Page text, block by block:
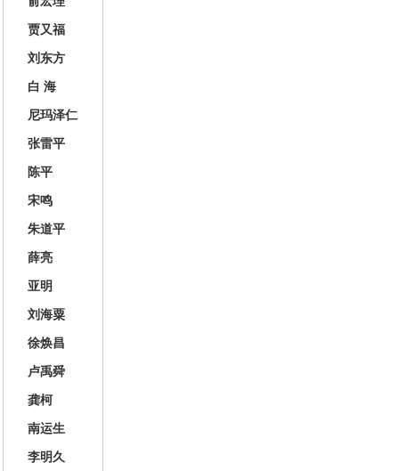
贾又福
刘东方
白 海
尼玛泽仁
张雷平
陈平
宋鸣
朱道平
薛亮
亚明
刘海粟
徐焕昌
卢禹舜
龚柯
南运生
李明久